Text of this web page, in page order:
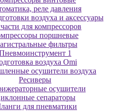
реле давления
воздуха и аксессуары
для компрессоров
поршневые
фильтры
1
воздуха Omi
осушители воздуха
Ресиверы
осушители
сепараторы
для пневматики